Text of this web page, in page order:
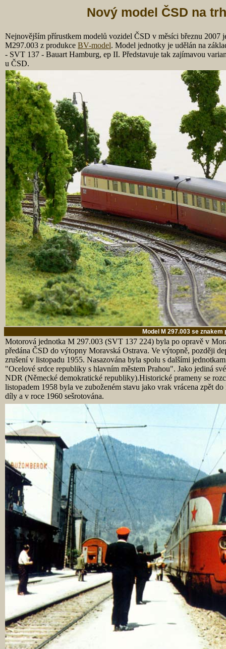
Nový model ČSD na
Nejnovějším přírustkem modelů vozidel ČSD v měsíci březnu 2007
M297.003 z produkce BV-model. Model jednotky je udělán na
- SVT 137 - Bauart Hamburg, ep II. Představuje tak zajímavou
u ČSD.
Model M 297.003 se znakem
Motorová jednotka M 297.003 (SVT 137 224) byla po opravě v
předána ČSD do výtopny Moravská Ostrava. Ve výtopně, později
zrušení v listopadu 1955. Nasazována byla spolu s dalšími
"Ocelové srdce republiky s hlavním městem Prahou". Jako jediná
NDR (Německé demokratické republiky).Historické prameny se
listopadem 1958 byla ve zuboženém stavu jako vrak vrácena zpět
díly a v roce 1960 sešrotována.